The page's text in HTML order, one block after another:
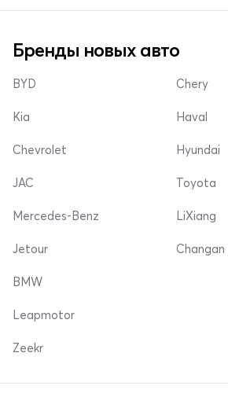
Бренды новых авто
BYD
Kia
Chevrolet
Chery
Haval
Hyundai
JAC
Mercedes-Benz
Jetour
Toyota
LiXiang
Changan
BMW
Leapmotor
Zeekr